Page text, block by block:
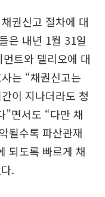
권신고 절차에 대
은 내년 1월 31일
트와 델리오에 대
는 “채권신고는
이 지나더라도 청
”면서도 “다만 채
될수록 파산관재
되도록 빠르게 채
.